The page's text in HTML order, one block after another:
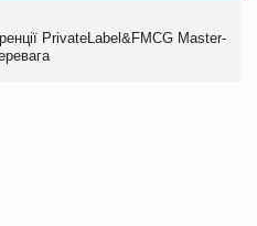
PrivateLabel&FMCG Master-